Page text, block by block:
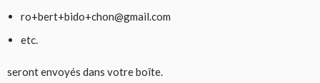
ro+bert+bido+chon@gmail.com
etc.
seront envoyés dans votre boîte.